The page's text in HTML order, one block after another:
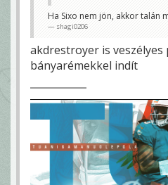
Ha Sixo nem jön, akkor talán
shagi0206
akdrestroyer is
bányarémekkel indít